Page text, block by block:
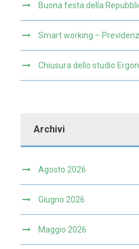
Buona festa della
Smart working –
Chiusura dello studio
Archivi
Agosto 2026
Giugno 2026
Maggio 2026